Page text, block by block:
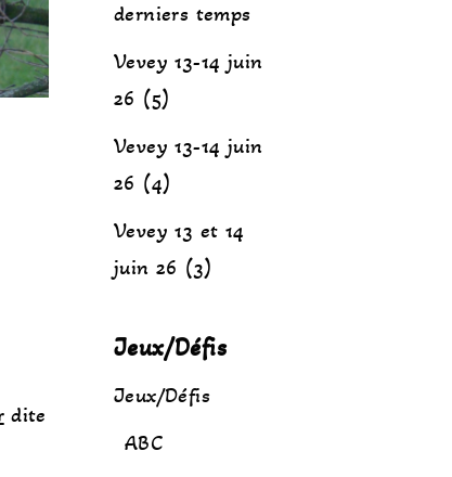
dite
derniers temps
Vevey 13-14 juin
26 (5)
Vevey 13-14 juin
26 (4)
Vevey 13 et 14
juin 26 (3)
Jeux/Défis
Jeux/Défis
ABC